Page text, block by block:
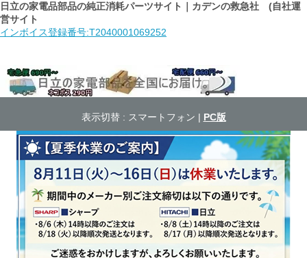
日立の家電品部品の純正消耗パーツサイト｜カデンの救急社 (自社運
営サイト
インボイス登録番号:T2040001069252
表示切替 : スマートフォン | PC版